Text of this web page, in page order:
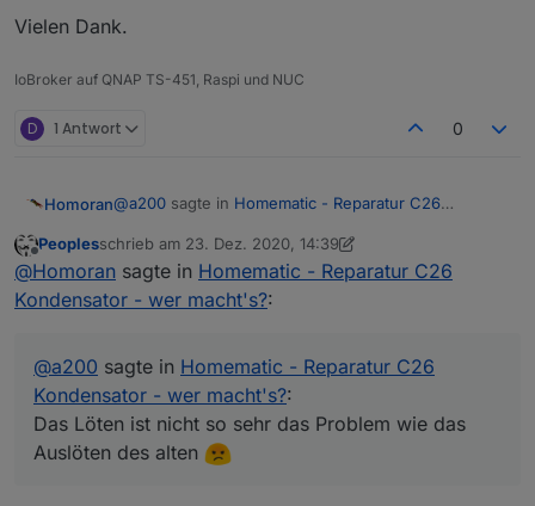
Vielen Dank.
IoBroker auf QNAP TS-451, Raspi und NUC
D 1 Antwort 0
Homoran@a200 sagte in Homematic - Reparatur C26
Bei einem Aktor habe ich den C26
ausgetauscht und das Teil läuft wieder
problemlos.
habe ich auch schon zweimal hinter mir, im Moment
er schon oben ist.
Ersatz ist gerade gekommen.
Das Löten ist nicht so sehr das Problem wie das
Auslöten des alten
Wobei deine Platine da noch sehr Lötfreundlich
aussieht. Was sit das für ein Aktor?
PS Habe es mal in den Marktplatz geschoben - du
suchst ja eine "Dienstleistung"
Offline
Peoplesschrieb am 23. Dez. 2020, 14:39
zuletzt editiert von Peoples
@Homoran sagte in Homematic - Reparatur C26
Kondensator - wer macht's?:
@a200 sagte in Homematic - Reparatur C26
Kondensator - wer macht's?:
Das Löten ist nicht so sehr das Problem wie das
Auslöten des alten